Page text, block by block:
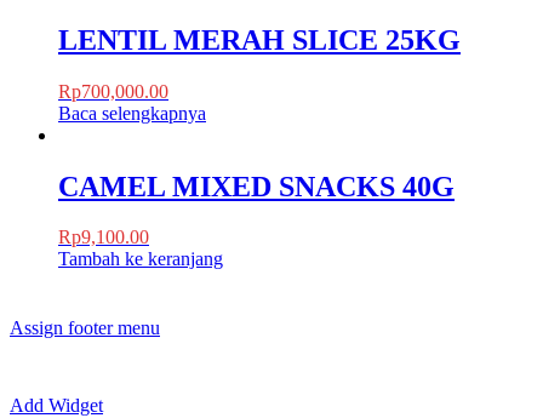
LENTIL MERAH SLICE 25KG
Rp700,000.00
Baca selengkapnya
CAMEL MIXED SNACKS 40G
Rp9,100.00
Tambah ke keranjang
Assign footer menu
Add Widget